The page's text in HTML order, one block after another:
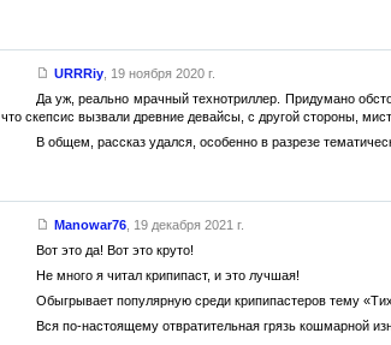
URRRiy, 19 ноября 2020 г.
Да уж, реально мрачный технотриллер. Придумано
что скепсис вызвали древние девайсы, с другой стороны,
В общем, рассказ удался, особенно в разрезе
Manowar76, 19 декабря 2021 г.
Вот это да! Вот это круто!
Не много я читал крипипаст, и это лучшая!
Обыгрывает популярную среди крипипастеров тему
Вся по-настоящему отвратительная грязь кошмарной